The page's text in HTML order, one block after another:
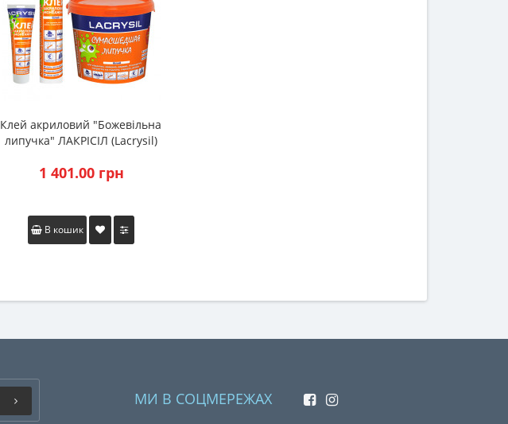
Клей акриловий "Божевільна
липучка" ЛАКРІСІЛ (Lacrysil)
1 401.00 грн
В кошик
МИ В СОЦМЕРЕЖАХ